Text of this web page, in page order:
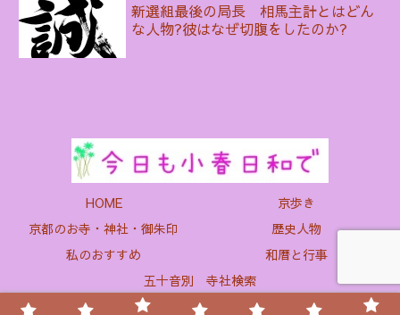
新選組最後の局長 相馬主計とはどん
な人物?彼はなぜ切腹をしたのか?
HOME
京歩き
京都のお寺・神社・御朱印
歴史人物
私のおすすめ
和暦と行事
五十音別 寺社検索